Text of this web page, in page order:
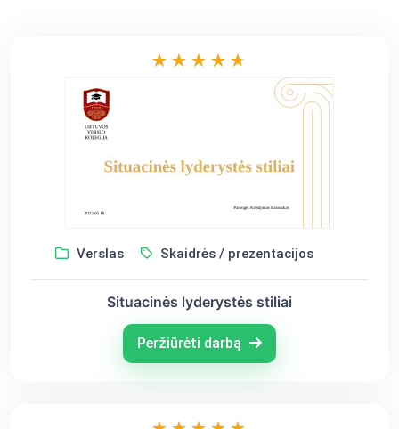
Verslas Skaidrės / prezentacijos
Situacinės lyderystės stiliai
Peržiūrėti darbą